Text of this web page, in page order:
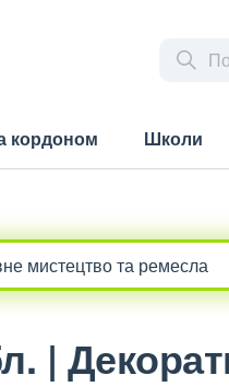
кордоном Школи
|